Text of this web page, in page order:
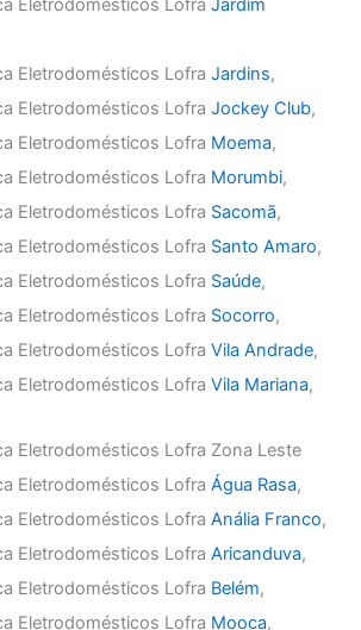
Eletrodomésticos LofraJardim
Eletrodomésticos LofraJardins,
Eletrodomésticos LofraJockey Club,
Eletrodomésticos Lofra Moema,
Eletrodomésticos Lofra Morumbi,
Eletrodomésticos Lofra Sacomã,
Eletrodomésticos Lofra Santo Amaro,
Eletrodomésticos Lofra Saúde,
Eletrodomésticos Lofra Socorro,
Eletrodomésticos LofraVila Andrade,
Eletrodomésticos LofraVila Mariana,
Eletrodomésticos Lofra Zona Leste
Eletrodomésticos LofraÁgua Rasa,
Eletrodomésticos LofraAnália Franco,
Eletrodomésticos LofraAricanduva,
Eletrodomésticos Lofra Belém,
Eletrodomésticos Lofra Mooca,